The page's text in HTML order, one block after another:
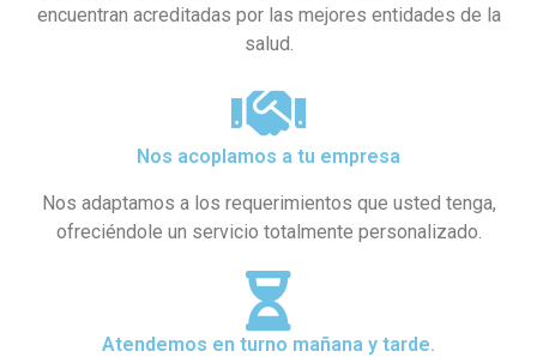
encuentran acreditadas por las mejores entidades de la
salud.
Nos acoplamos a tu empresa
Nos adaptamos a los requerimientos que usted tenga,
ofreciéndole un servicio totalmente personalizado.
Atendemos en turno mañana y tarde.